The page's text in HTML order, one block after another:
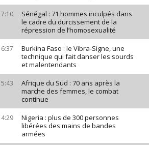
Sénégal : 71 hommes inculpés dans
le cadre du durcissement de la
répression de l’homosexualité
Burkina Faso : le Vibra-Signe, une
technique qui fait danser les sourds
et malentendants
Afrique du Sud : 70 ans après la
marche des femmes, le combat
continue
Nigeria : plus de 300 personnes
libérées des mains de bandes
armées